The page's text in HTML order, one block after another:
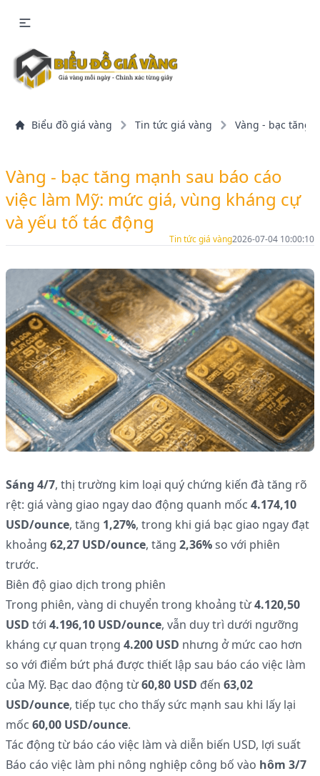
Biểu đồ giá vàng Tin tức giá vàng Vàng - bạc tăng
Vàng - bạc tăng mạnh sau báo cáo
việc làm Mỹ: mức giá, vùng kháng cự
và yếu tố tác động
Tin tức giá vàng2026-07-04 10:00:10
Sáng 4/7, thị trường kim loại quý chứng kiến đà tăng rõ
rệt: giá vàng giao ngay dao động quanh mốc 4.174,10
USD/ounce, tăng 1,27%, trong khi giá bạc giao ngay đạt
khoảng 62,27 USD/ounce, tăng 2,36%so với phiên
trước.
Biên độ giao dịch trong phiên
Trong phiên, vàng di chuyển trong khoảng từ4.120,50
USD tới 4.196,10 USD/ounce, vẫn duy trì dưới ngưỡng
kháng cự quan trọng 4.200 USD nhưng ở mức cao hơn
so với điểm bứt phá được thiết lập sau báo cáo việc làm
của Mỹ. Bạc dao động từ60,80 USD đến 63,02
USD/ounce, tiếp tục cho thấy sức mạnh sau khi lấy lại
mốc 60,00 USD/ounce.
Tác động từ báo cáo việc làm và diễn biến USD, lợi suất
Báo cáo việc làm phi nông nghiệp công bố vào hôm 3/7